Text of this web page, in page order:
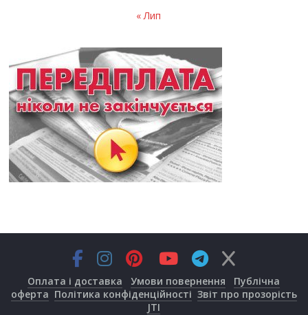
« Лип
Оплата і доставка Умови повернення
Публічна
оферта Політика конфіденційності Звіт про прозорість
JTI